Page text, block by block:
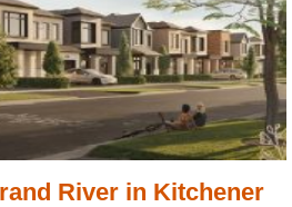
River in Kitchener